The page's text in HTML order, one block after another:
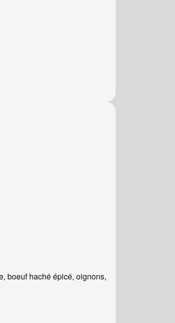
boeuf haché épicé, oignons,